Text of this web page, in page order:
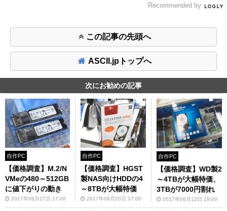
Recommended by
この記事の先頭へ
ASCII.jpトップへ
次にお勧めの記事
自作PC
【価格調査】M.2/N
VMeの480～512GB
に値下がりの動き
2017年06月27日 17:00
自作PC
【価格調査】HGST
製NAS向けHDDの4
～8TBが大幅特価
2017年06月20日 17:00
自作PC
【価格調査】WD製2
～4TBが大幅特価、
3TBが7000円割れ
2017年06月13日 19:00